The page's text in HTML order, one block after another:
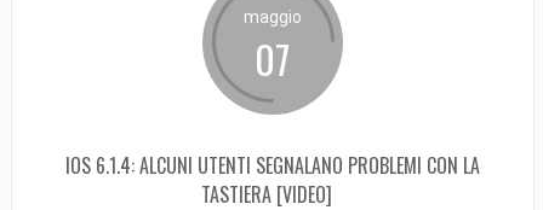
maggio
07
IOS 6.1.4: ALCUNI UTENTI SEGNALANO PROBLEMI CON LA
TASTIERA [VIDEO]